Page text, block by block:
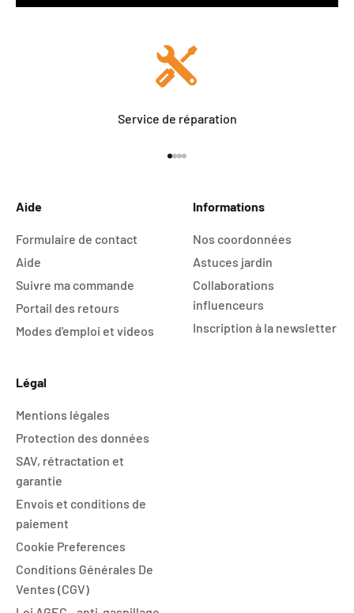
Service de réparation
Aide
Formulaire de contact
Aide
Suivre ma commande
Portail des retours
Modes d'emploi et videos
Informations
Nos coordonnées
Astuces jardin
Collaborations
influenceurs
Inscription à la newsletter
Légal
Mentions légales
Protection des données
SAV, rétractation et
garantie
Envois et conditions de
paiement
Cookie Preferences
Conditions Générales De
Ventes (CGV)